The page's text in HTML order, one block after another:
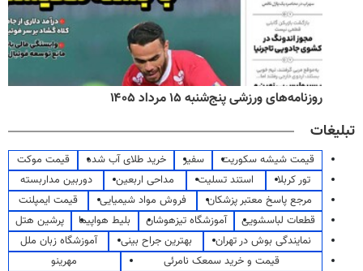
روزنامه‌های اقتصادی پنج‌شنبه ۱۵ مرداد ۱۴۰۵
تبلیغات
قیمت شیشه سکوریت سفیر خرید طلای آب شده
قیمت موکت
تور کربلا
استند تسلیت مداحی اربعین
دوربین مداربسته
مرجع پاسخ معتبر پزشکان
فروش مواد شیمیایی
قیمت ایمپلنت
قطعات لباسشویی
آموزشگاه تیزهوشان بلیط هواپیما
پرشین هتل
نمایندگی بوش در تهران
بهترین جراح بینی
آموزشگاه زبان ملل
قیمت و خرید سمعک نامرئی
مهرینو